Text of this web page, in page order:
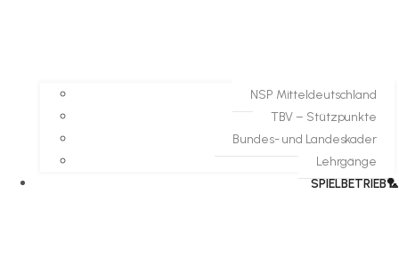
NSP Mitteldeutschland
TBV – Stützpunkte
Bundes- und Landeskader
Lehrgänge
SPIELBETRIEB🏸